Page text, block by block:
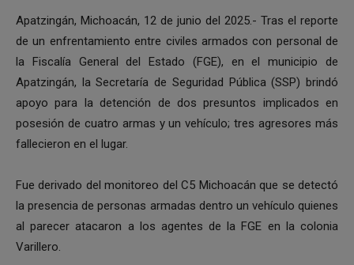
Apatzingán, Michoacán, 12 de junio del 2025.- Tras el reporte
de un enfrentamiento entre civiles armados con personal de
la Fiscalía General del Estado (FGE), en el municipio de
Apatzingán, la Secretaría de Seguridad Pública (SSP) brindó
apoyo para la detención de dos presuntos implicados en
posesión de cuatro armas y un vehículo; tres agresores más
fallecieron en el lugar.
Fue derivado del monitoreo del C5 Michoacán que se detectó
la presencia de personas armadas dentro un vehículo quienes
al parecer atacaron a los agentes de la FGE en la colonia
Varillero.